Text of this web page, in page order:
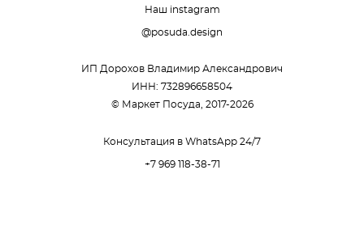
Наш instagram
@posuda.design
ИП Дорохов Владимир Александрович
ИНН: 732896658504
© Маркет Посуда, 2017-2026
Консультация в WhatsApp 24/7
+7 969 118-38-71